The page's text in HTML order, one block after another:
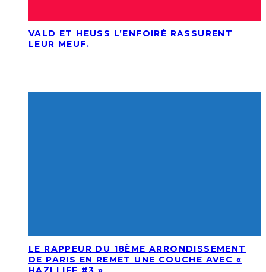
VALD ET HEUSS L’ENFOIRÉ RASSURENT
LEUR MEUF.
LE RAPPEUR DU 18ÈME ARRONDISSEMENT
DE PARIS EN REMET UNE COUCHE AVEC «